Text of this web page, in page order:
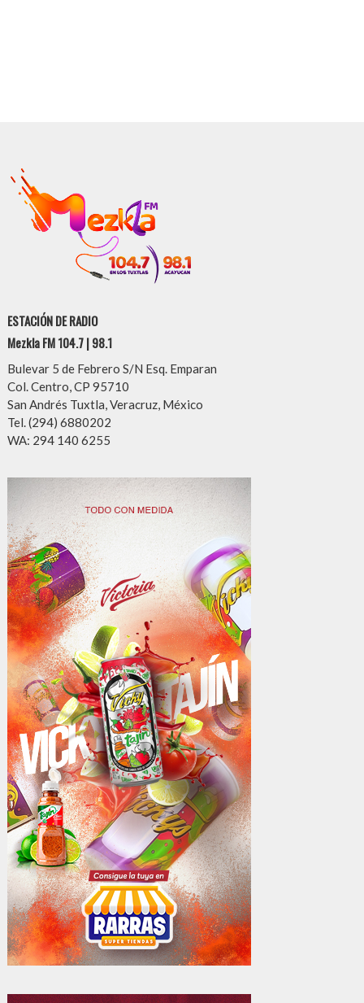
ESTACIÓN DE RADIO
Mezkla FM 104.7 | 98.1
Bulevar 5 de Febrero S/N Esq. Emparan
Col. Centro, CP 95710
San Andrés Tuxtla, Veracruz, México
Tel. (294) 6880202
WA: 294 140 6255